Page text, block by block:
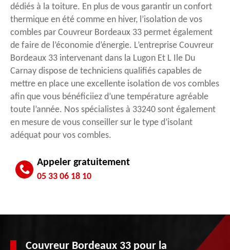
dédiés à la toiture. En plus de vous garantir un confort
thermique en été comme en hiver, l’isolation de vos
combles par Couvreur Bordeaux 33 permet également
de faire de l’économie d’énergie. L’entreprise Couvreur
Bordeaux 33 intervenant dans la Lugon Et L Ile Du
Carnay dispose de techniciens qualifiés capables de
mettre en place une excellente isolation de vos combles
afin que vous bénéficiiez d’une température agréable
toute l’année. Nos spécialistes à 33240 sont également
en mesure de vous conseiller sur le type d’isolant
adéquat pour vos combles.
Appeler gratuitement
05 33 06 18 10
Couvreur Bordeaux 33 pour la